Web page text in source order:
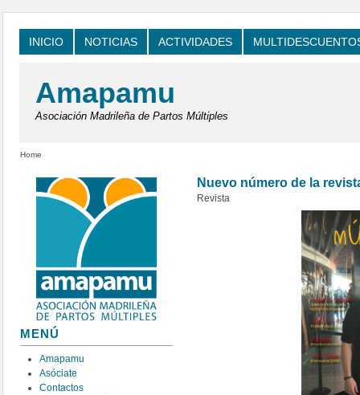
INICIO NOTICIAS ACTIVIDADES
Amapamu
Asociación Madrileña de Partos Múltiples
Home
MENÚ
Amapamu
Asóciate
Contactos
Nuevo número de la
Revista